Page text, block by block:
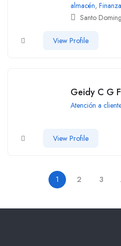
almacén,
Santo
View Profile
Geidy C G
Atención a
View Profile
1 2 3